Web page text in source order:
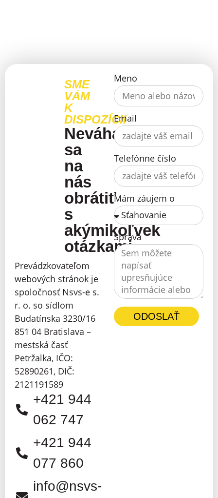
SME
VÁM
K
DISPOZÍCII
Neváhajte
sa
na
nás
obrátiť
s
akýmikoľvek
otázkami
Prevádzkovateľom
webových stránok je
spoločnosť Nsvs-e s.
r. o. so sídlom
Budatínska 3230/16
851 04 Bratislava –
mestská časť
Petržalka, IČO:
52890261, DIČ:
2121191589
+421 944
062 747
+421 944
077 860
info@nsvs-
Meno
Email
Telefónne číslo
Mám záujem o
Správa
ODOSLAŤ